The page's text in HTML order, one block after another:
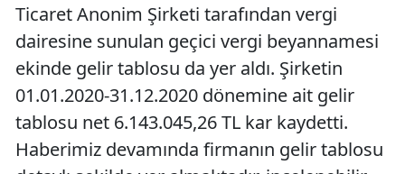
Ticaret Anonim Şirketi tarafından vergi
dairesine sunulan geçici vergi beyannamesi
ekinde gelir tablosu da yer aldı. Şirketin
01.01.2020-31.12.2020 dönemine ait gelir
tablosu net 6.143.045,26 TL kar kaydetti.
Haberimiz devamında firmanın gelir tablosu